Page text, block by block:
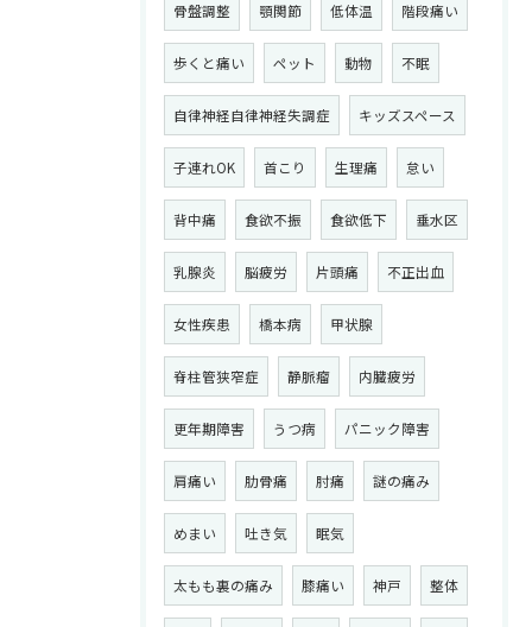
骨盤調整 顎関節 低体温 階段痛い
歩くと痛い ペット 動物 不眠
自律神経自律神経失調症 キッズスペース
子連れOK 首こり 生理痛 怠い
背中痛 食欲不振 食欲低下 垂水区
乳腺炎 脳疲労 片頭痛 不正出血
女性疾患 橋本病 甲状腺
脊柱管狭窄症 静脈瘤 内臓疲労
更年期障害 うつ病 パニック障害
肩痛い 肋骨痛 肘痛 謎の痛み
めまい 吐き気 眠気
太もも裏の痛み 膝痛い 神戸 整体